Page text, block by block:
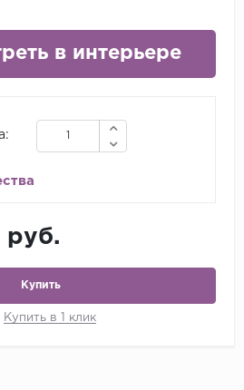
в интерьере
руб.
Купить
Купить в 1 клик